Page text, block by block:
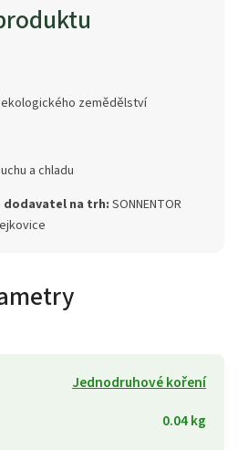
zemědělství
a chladu
na trh: SONNENTOR
Jednodruhové koření
0.04 kg